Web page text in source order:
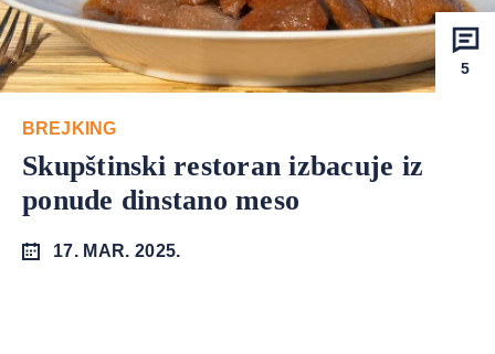
5
BREJKING
Skupštinski restoran izbacuje iz
ponude dinstano meso
17. MAR. 2025.